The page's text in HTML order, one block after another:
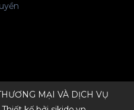
MẠI VÀ DỊCH VỤ